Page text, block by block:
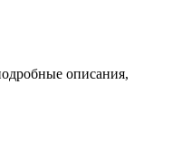
описания,